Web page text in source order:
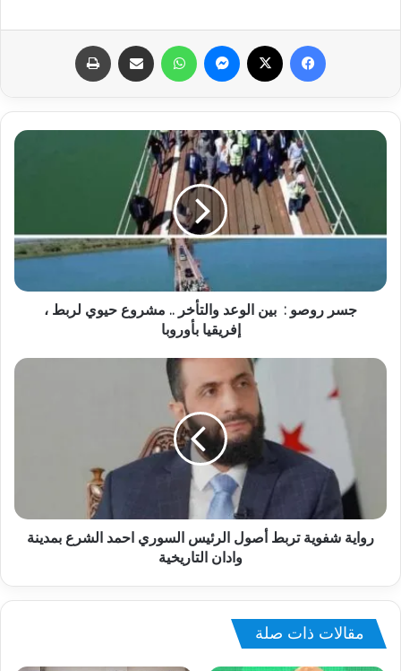
فيسبوك ماسنجر واتساب مشاركة عبر البريد
جسر روصو : بين الوعد والتأخر .. مشروع حيوي لربط ،
إفريقيا بأوروبا
رواية شفوية تربط أصول الرئيس السوري احمد الشرع بمدينة
وادان التاريخية
مقالات ذات صلة